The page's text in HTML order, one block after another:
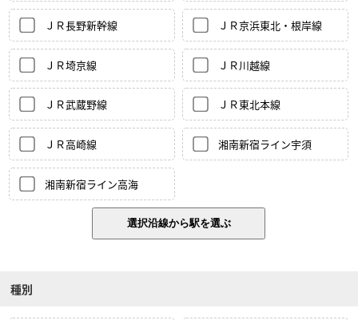
ＪＲ長野新幹線 ＪＲ京浜東北・根岸線
ＪＲ埼京線 ＪＲ川越線
ＪＲ武蔵野線 ＪＲ東北本線
ＪＲ高崎線 湘南新宿ライン宇須
湘南新宿ライン高海
種別